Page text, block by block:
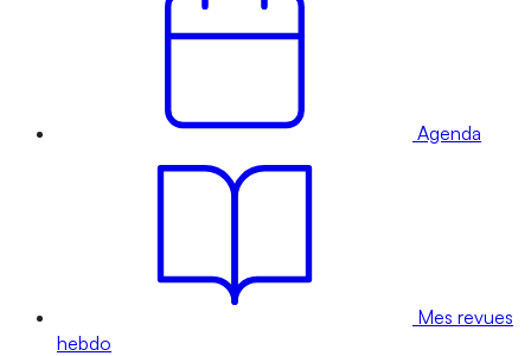
Agenda
Mes revues
hebdo